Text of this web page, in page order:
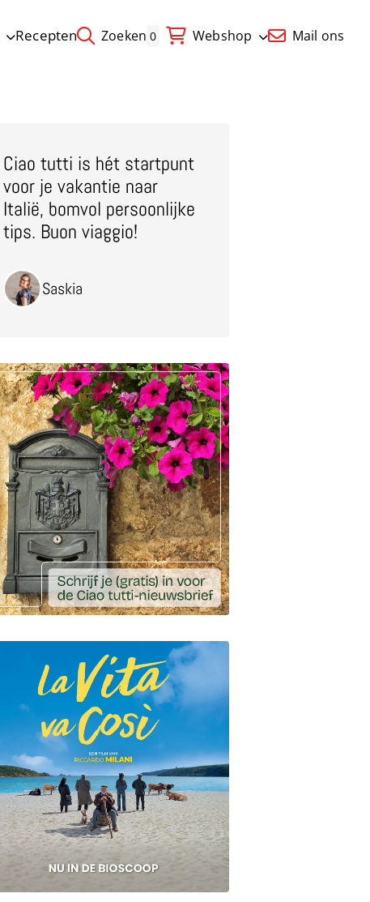
Recepten Zoeken 0 Webshop Mail ons
Ciao tutti is hét startpunt
voor je vakantie naar
Italië, bomvol persoonlijke
tips. Buon viaggio!
Saskia